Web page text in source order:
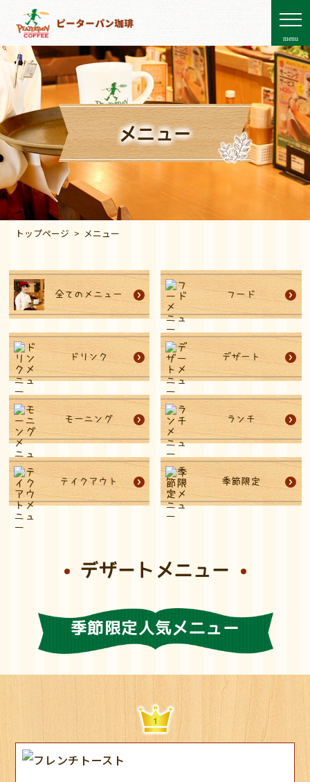
menu
メニュー
トップページ メニュー
全てのメニュー フード
ドリンク デザート
モーニング ランチ
テイクアウト 季節限定
デザートメニュー
季節限定人気メニュー